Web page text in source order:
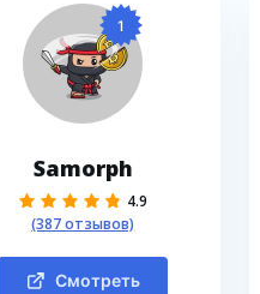
1
Samorph
4.9
(387 отзывов)
Смотреть